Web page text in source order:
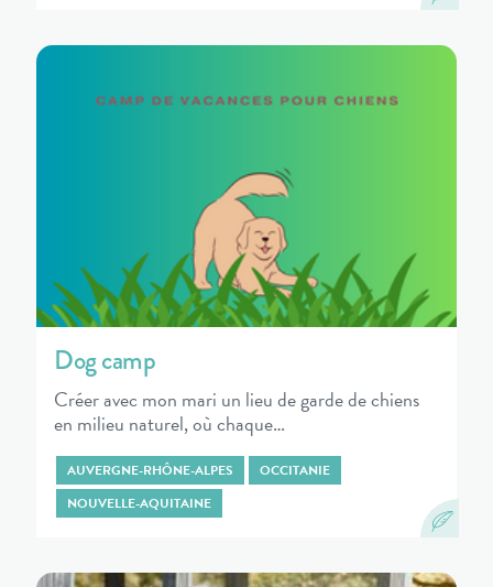
Dog camp
Créer avec mon mari un lieu de garde de chiens
en milieu naturel, où chaque…
AUVERGNE-RHÔNE-ALPES
OCCITANIE
NOUVELLE-AQUITAINE